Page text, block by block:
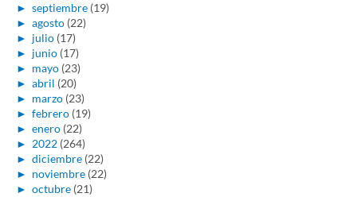
► septiembre (19)
► agosto (22)
► julio (17)
► junio (17)
► mayo (23)
► abril (20)
► marzo (23)
► febrero (19)
► enero (22)
► 2022 (264)
► diciembre (22)
► noviembre (22)
► octubre (21)